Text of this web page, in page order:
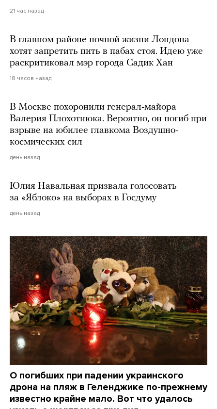
21 час назад
В главном районе ночной жизни Лондона
хотят запретить пить в пабах стоя. Идею уже
раскритиковал мэр города Садик Хан
18 часов назад
В Москве похоронили генерал-майора
Валерия Плохотнюка. Вероятно, он погиб при
взрыве на юбилее главкома Воздушно-
космических сил
день назад
Юлия Навальная призвала голосовать
за «Яблоко» на выборах в Госдуму
день назад
О погибших при падении украинского
дрона на пляж в Геленджике по-прежнему
известно крайне мало. Вот что удалось